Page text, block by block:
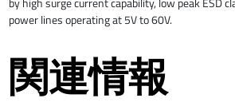
by high surge current capability, low peak ESD
power lines operating at 5V to 60V.
関連情報